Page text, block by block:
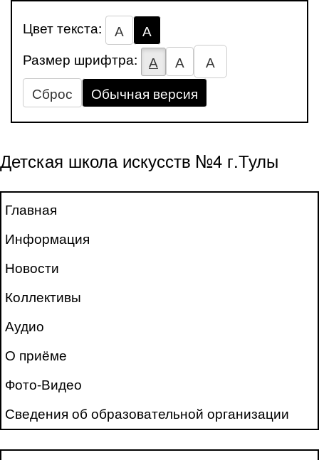
Цвет текста: А
А
Размер шрифтра:
А А
А
Сброс
Обычная версия
Детская школа искусств №4 г.Тулы
Главная
Информация
Новости
Коллективы
Аудио
О приёме
Фото-Видео
Сведения об образовательной организации